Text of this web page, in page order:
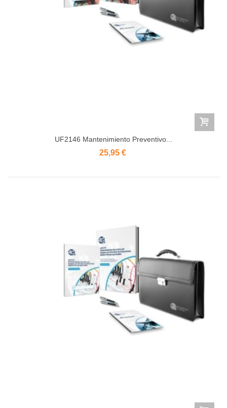
UF2146 Mantenimiento Preventivo...
25,95 €